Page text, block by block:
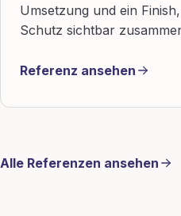
Umsetzung und ein
Schutz sichtbar
Referenz ansehen
Alle Referenzen ansehen